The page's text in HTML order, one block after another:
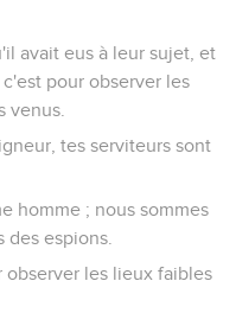
avait eus à leur sujet, et
pour observer les
venus.
tes serviteurs sont
homme ; nous sommes
des espions.
les lieux faibles